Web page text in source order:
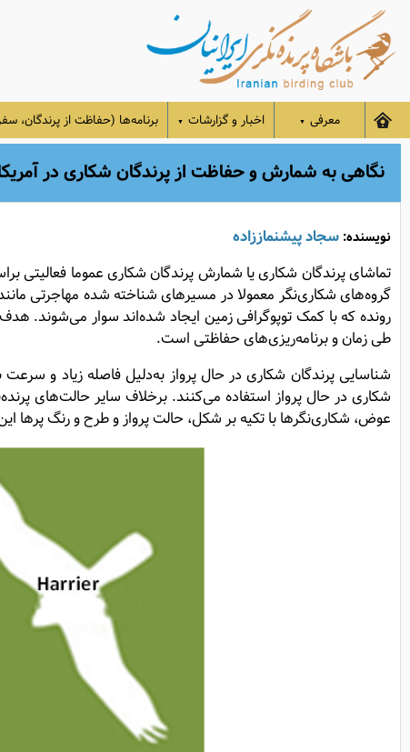
معرفی ▼ اخبار و گزارشات ▼ برنامه‌ها (حفاظت از پرندگان،
نگاهی به شمارش و حفاظت از پرندگان شکاری در
نویسنده: سجاد پیشنماززاده
تماشای پرندگان شکاری یا شمارش پرندگان شکاری عموما فعالیتی
گروه‌های شکاری‌نگر معمولا در مسیرهای شناخته شده مهاجرتی
رونده که با کمک توپوگرافی زمین ایجاد شده‌اند سوار می‌شوند.
طی زمان و برنامه‌ریزی‌های حفاظتی است.
شناسایی پرندگان شکاری در حال پرواز به‌دلیل فاصله زیاد و
شکاری در حال پرواز استفاده می‌کنند. برخلاف سایر حالت‌های
عوض، شکاری‌نگرها با تکیه بر شکل، حالت پرواز و طرح و رنگ پرها